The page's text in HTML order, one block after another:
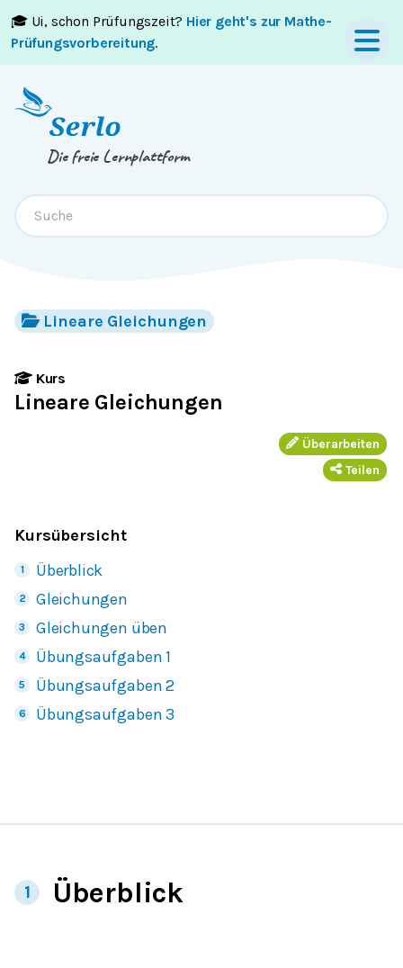
🎓 Ui, schon Prüfungszeit? Hier geht's zur Mathe-
Prüfungsvorbereitung.
Springe zumInhaltoderFooter
Die freie Lernplattform
Lineare Gleichungen
Kurs
Lineare Gleichungen
Überarbeiten
Teilen
Kursübersicht
Überblick
Gleichungen
Gleichungen üben
Übungsaufgaben 1
Übungsaufgaben 2
Übungsaufgaben 3
1 Überblick